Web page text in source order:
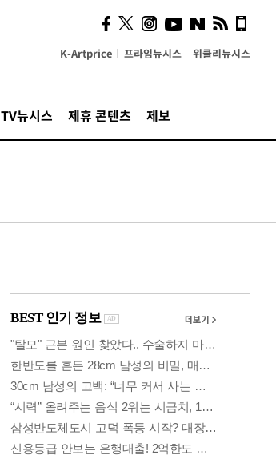
K-Artprice 프라임뉴시스 위클리뉴시스
TV뉴시스 제휴 콘텐츠 제보
사이 해답 찾았죠"…알을
깨고 나온 '초자아'